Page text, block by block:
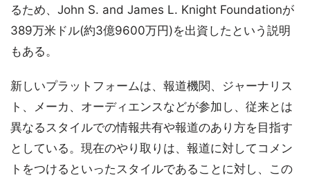
るため、John S. and James L. Knight Foundationが
389万米ドル(約3億9600万円)を出資したという説明
もある。
新しいプラットフォームは、報道機関、ジャーナリス
ト、メーカ、オーディエンスなどが参加し、従来とは
異なるスタイルでの情報共有や報道のあり方を目指す
としている。現在のやり取りは、報道に対してコメン
トをつけるといったスタイルであることに対し、この